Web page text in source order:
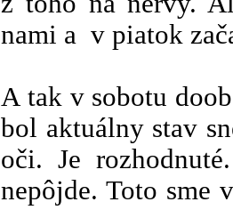
nami a v piatok
A tak v sobotu
bol aktuálny stav
oči. Je
nepôjde. Toto